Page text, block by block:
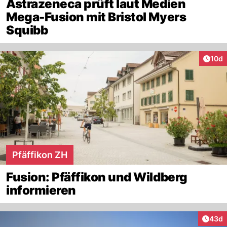
Astrazeneca prüft laut Medien
Mega-Fusion mit Bristol Myers
Squibb
10d
Pfäffikon ZH
Fusion: Pfäffikon und Wildberg
informieren
43d